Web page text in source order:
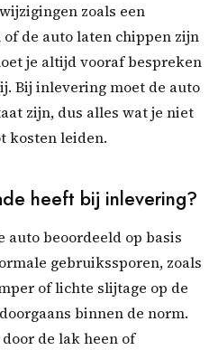
zoals een
de auto laten chippen zijn
je altijd vooraf bespreken
Bij inlevering moet de auto
zijn, dus alles wat je niet
kosten leiden.
heeft bij inlevering?
beoordeeld op basis
gebruikssporen, zoals
of lichte slijtage op de
binnen de norm.
de lak heen of